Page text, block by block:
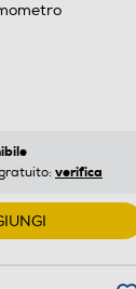
verifica